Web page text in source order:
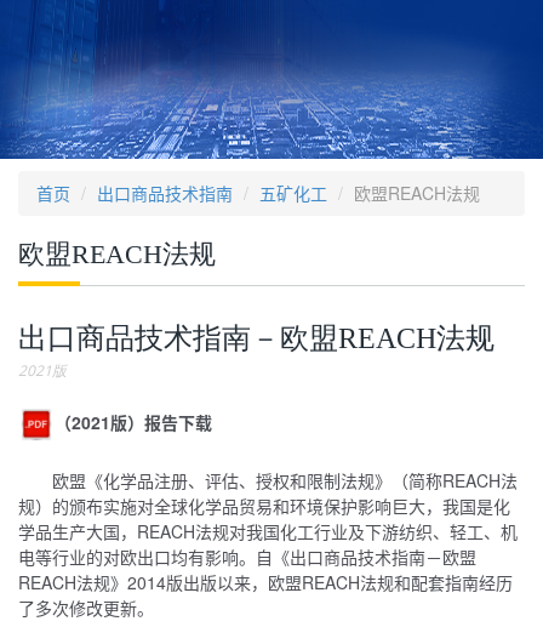
首页 出口商品技术指南 五矿化工 欧盟REACH法规
欧盟REACH法规
出口商品技术指南－欧盟REACH法规
2021版
（2021版）报告下载
欧盟《化学品注册、评估、授权和限制法规》（简称REACH法
规）的颁布实施对全球化学品贸易和环境保护影响巨大，我国是化
学品生产大国，REACH法规对我国化工行业及下游纺织、轻工、机
电等行业的对欧出口均有影响。自《出口商品技术指南－欧盟
REACH法规》2014版出版以来，欧盟REACH法规和配套指南经历
了多次修改更新。